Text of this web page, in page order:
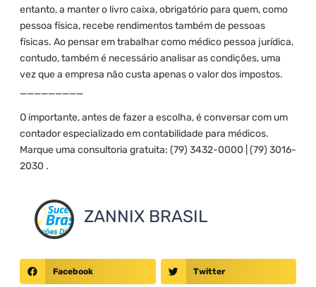
entanto, a manter o livro caixa, obrigatório para quem, como
pessoa física, recebe rendimentos também de pessoas
físicas. Ao pensar em trabalhar como médico pessoa jurídica,
contudo, também é necessário analisar as condições, uma
vez que a empresa não custa apenas o valor dos impostos.
_________
O importante, antes de fazer a escolha, é conversar com um
contador especializado em contabilidade para médicos.
Marque uma consultoria gratuita: (79) 3432-0000 | (79) 3016-
2030 .
ZANNIX BRASIL
Facebook Twitter